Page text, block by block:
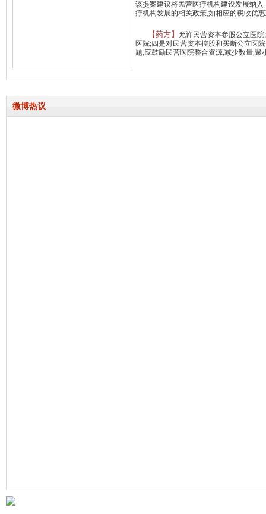
该提案建议将民营医疗机构建设发展纳
疗机构发展的相关政策,如相应的税收优
【药方】
允许民营资本参股公立医
医院;四是对民营资本控股和买断公立医
题,应鼓励民营医院整合资源,减少数量,聚
微博热议